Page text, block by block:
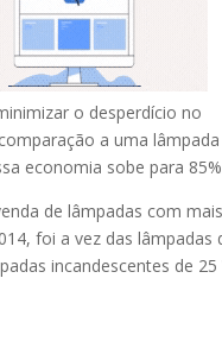
o desperdício no
a uma lâmpada
economia sobe para
de lâmpadas com
foi a vez das lâmpadas
incandescentes de 25